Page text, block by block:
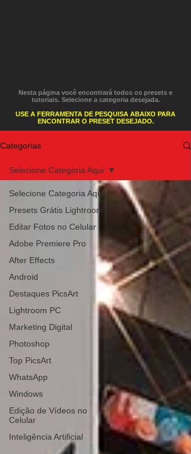
Nesta página você encontrará todos os presets e
tutoriais. Selecione a categoria desejada.
USE A FERRAMENTA DE PESQUISA ABAIXO PARA
ENCONTRAR O PRESET DESEJADO.
Categorias
Selecione Categoria Aqui
Presets Grátis Lightroom
Editar Fotos no Celular
Adobe Premiere Pro
After Effects
Android
Destaques PicsArt
Lightroom PC
Marketing Digital
Photoshop
Top PicsArt
WhatsApp
Windows
Edição de Vídeos no
Celular
Inteligência Artificial
Selecione Categoria Aqui